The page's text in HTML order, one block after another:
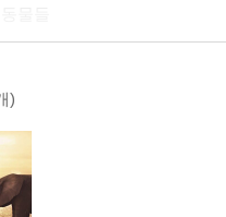
에서 왔을까
어떤 전통
)